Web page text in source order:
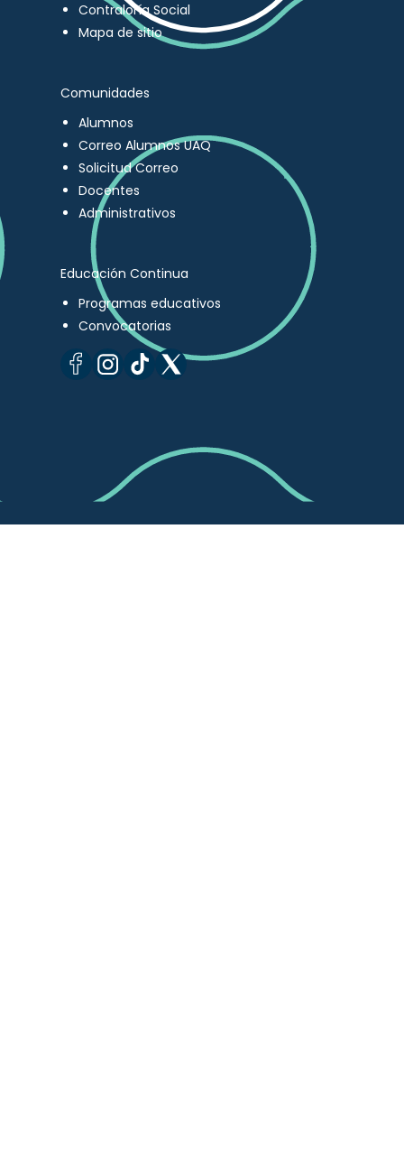
Contraloría Social
Mapa de sitio
Comunidades
Alumnos
Correo Alumnos UAQ
Solicitud Correo
Docentes
Administrativos
Educación Continua
Programas educativos
Convocatorias